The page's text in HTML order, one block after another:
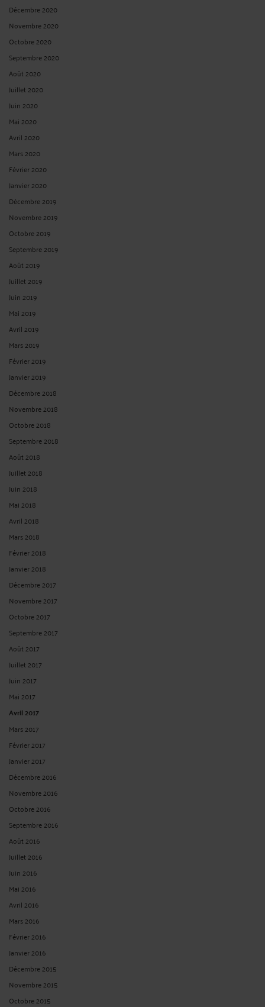
Décembre 2020
Novembre 2020
Octobre 2020
Septembre 2020
Août 2020
Juillet 2020
Juin 2020
Mai 2020
Avril 2020
Mars 2020
Février 2020
Janvier 2020
Décembre 2019
Novembre 2019
Octobre 2019
Septembre 2019
Août 2019
Juillet 2019
Juin 2019
Mai 2019
Avril 2019
Mars 2019
Février 2019
Janvier 2019
Décembre 2018
Novembre 2018
Octobre 2018
Septembre 2018
Août 2018
Juillet 2018
Juin 2018
Mai 2018
Avril 2018
Mars 2018
Février 2018
Janvier 2018
Décembre 2017
Novembre 2017
Octobre 2017
Septembre 2017
Août 2017
Juillet 2017
Juin 2017
Mai 2017
Avril 2017
Mars 2017
Février 2017
Janvier 2017
Décembre 2016
Novembre 2016
Octobre 2016
Septembre 2016
Août 2016
Juillet 2016
Juin 2016
Mai 2016
Avril 2016
Mars 2016
Février 2016
Janvier 2016
Décembre 2015
Novembre 2015
Octobre 2015